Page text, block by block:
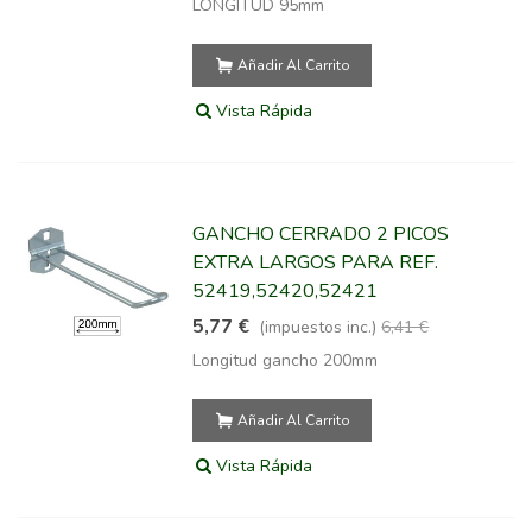
LONGITUD 95mm
Añadir Al Carrito
Vista Rápida
GANCHO CERRADO 2 PICOS
EXTRA LARGOS PARA REF.
52419,52420,52421
5,77 € (impuestos inc.) 6,41 €
Longitud gancho 200mm
Añadir Al Carrito
Vista Rápida